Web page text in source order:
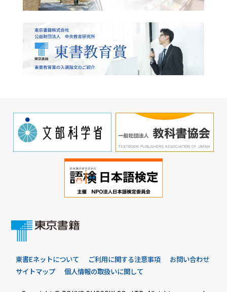
東書Eネットについて ご利用に関する注意事項
お問い合わせ
サイトマップ
個人情報の取扱いに関して